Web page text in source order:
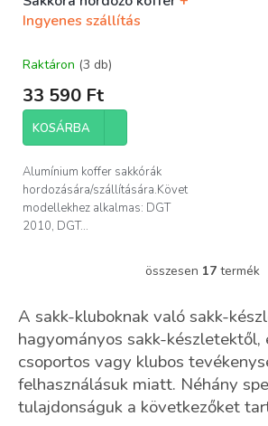
Ingyenes szállítás
Raktáron (3 db)
33 590 Ft
KOSÁRBA
Alumínium koffer sakkórák
hordozására/szállítására.Következő
modellekhez alkalmas: DGT
2010, DGT...
L
s
t
a
i
r
n
összesen 17termék
A sakk-kluboknak való sakk-
hagyományos sakk-készletektől,
csoportos vagy klubos
felhasználásuk miatt. Néhány
tulajdonságuk a következőket